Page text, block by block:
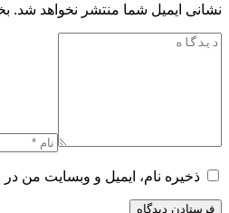
نشانی ایمیل شما منتشر نخواهد شد.
ذخیره نام، ایمیل و وبسایت من